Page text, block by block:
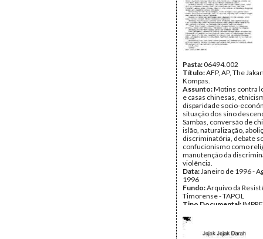
Pasta:06494.002
Título:AFP, AP, The
Kompas.
Assunto:Motins contra
e casas chinesas,
disparidade socio-
situação dos sino
Sambas, conversão de
islão, naturalização,
discriminatória, debate
confucionismo como
manutenção da
violência.
Data:Janeiro de 1996 -
1996
Fundo:Arquivo da
Timorense - TAPOL
Tipo Documental: